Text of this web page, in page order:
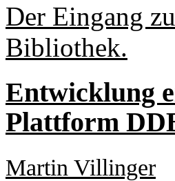
Der Eingang
Bibliothek.
Entwicklung
Plattform
Martin Villinger